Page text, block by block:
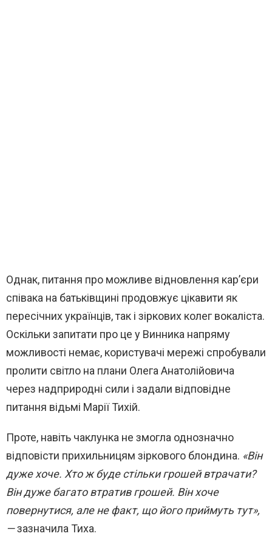
Однак, питання про можливе відновлення кар’єри
співака на батьківщині продовжує цікавити як
пересічних українців, так і зіркових колег вокаліста.
Оскільки запитати про це у Винника напряму
можливості немає, користувачі мережі спробували
пролити світло на плани Олега Анатолійовича
через надприродні сили і задали відповідне
питання відьмі Марії Тихій.
Проте, навіть чаклунка не змогла однозначно
відповісти прихильницям зіркового блондина. «Він
дуже хоче. Хто ж буде стільки грошей втрачати?
Він дуже багато втратив грошей. Він хоче
повернутися, але не факт, що його приймуть тут»,
—зазначила Тиха.